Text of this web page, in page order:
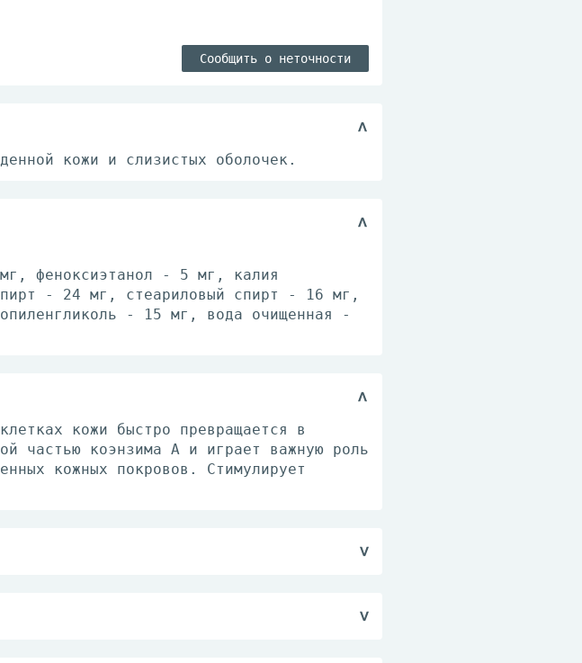
Сообщить о неточности
кожи и слизистых оболочек.
феноксиэтанол - 5 мг, калия
- 24 мг, стеариловый спирт - 16 мг,
- 15 мг, вода очищенная -
кожи быстро превращается в
частью коэнзима А и играет важную роль
кожных покровов. Стимулирует
наносят на соски после каждого